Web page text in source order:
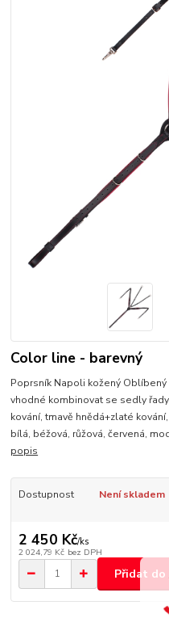
Color line - barevný
Poprsník Napoli kožený Oblíbený
vhodné kombinovat se sedly
kování, tmavě hnědá+zlaté
bílá, béžová, růžová, červená,
popis
Dostupnost Není skladem
2 450 Kč/ks
2 024,79 Kč bez DPH
Přidat do